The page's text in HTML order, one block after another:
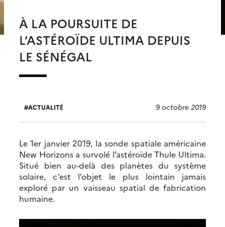
À LA POURSUITE DE
L’ASTÉROÏDE ULTIMA DEPUIS
LE SÉNÉGAL
ACTUALITÉ 9 octobre 2019
Le 1er janvier 2019, la sonde spatiale américaine
New Horizons a survolé l’astéroïde Thule Ultima.
Situé bien au-delà des planètes du système
solaire, c’est l’objet le plus lointain jamais
exploré par un vaisseau spatial de fabrication
humaine.